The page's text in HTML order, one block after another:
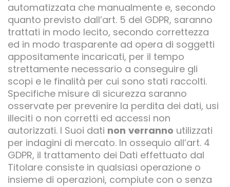
automatizzata che manualmente e, secondo
quanto previsto dall’art. 5 del GDPR, saranno
trattati in modo lecito, secondo correttezza
ed in modo trasparente ad opera di soggetti
appositamente incaricati, per il tempo
strettamente necessario a conseguire gli
scopi e le finalità per cui sono stati raccolti.
Specifiche misure di sicurezza saranno
osservate per prevenire la perdita dei dati, usi
illeciti o non corretti ed accessi non
autorizzati. I Suoi dati non verranno utilizzati
per indagini di mercato. In ossequio all’art. 4
GDPR, il trattamento dei Dati effettuato dal
Titolare consiste in qualsiasi operazione o
insieme di operazioni, compiute con o senza